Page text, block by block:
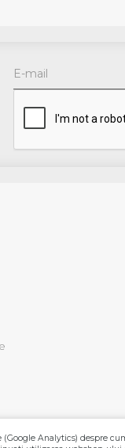
Analytics) despre